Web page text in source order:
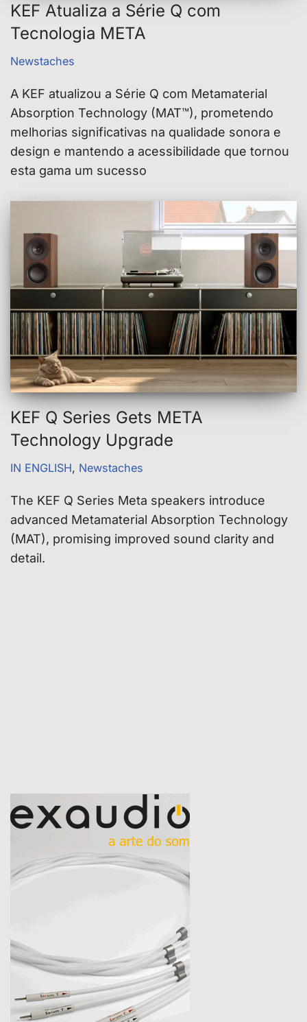
KEF Atualiza a Série Q com
Tecnologia META
Newstaches
A KEF atualizou a Série Q com Metamaterial
Absorption Technology (MAT™), prometendo
melhorias significativas na qualidade sonora e
design e mantendo a acessibilidade que tornou
esta gama um sucesso
KEF Q Series Gets META
Technology Upgrade
IN ENGLISH, Newstaches
The KEF Q Series Meta speakers introduce
advanced Metamaterial Absorption Technology
(MAT), promising improved sound clarity and
detail.